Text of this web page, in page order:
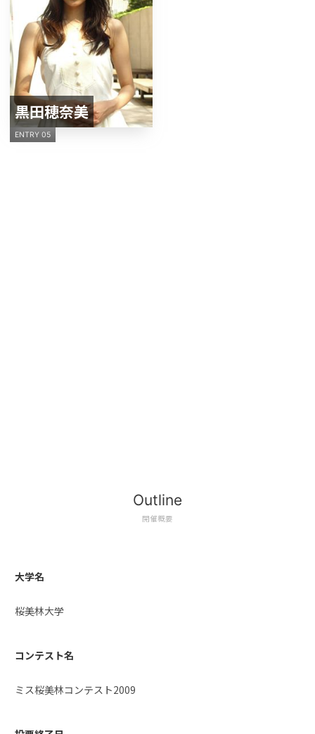
黒田穂奈美
ENTRY 05
Outline
開催概要
大学名
桜美林大学
コンテスト名
ミス桜美林コンテスト2009